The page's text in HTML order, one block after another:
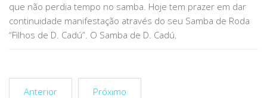
que não perdia tempo no samba. Hoje tem prazer em dar
continuidade manifestação através do seu Samba de Roda
“Filhos de D. Cadú”. O Samba de D. Cadú.
Anterior Próximo